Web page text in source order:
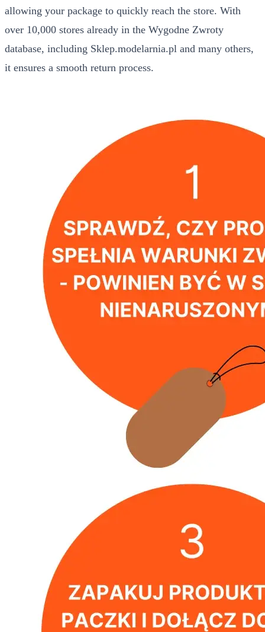
allowing your package to quickly reach the store. With
over 10,000 stores already in the Wygodne Zwroty
database, including Sklep.modelarnia.pl and many others,
it ensures a smooth return process.